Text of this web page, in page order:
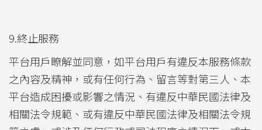
9.終止服務
平台用戶瞭解並同意，如平台用戶有違反本服務條款
之內容及精神，或有任何行為、留言等對第三人、本
平台造成困擾或影響之情況、有違反中華民國法律及
相關法令規範、或有違反中華民國法律及相關法令規